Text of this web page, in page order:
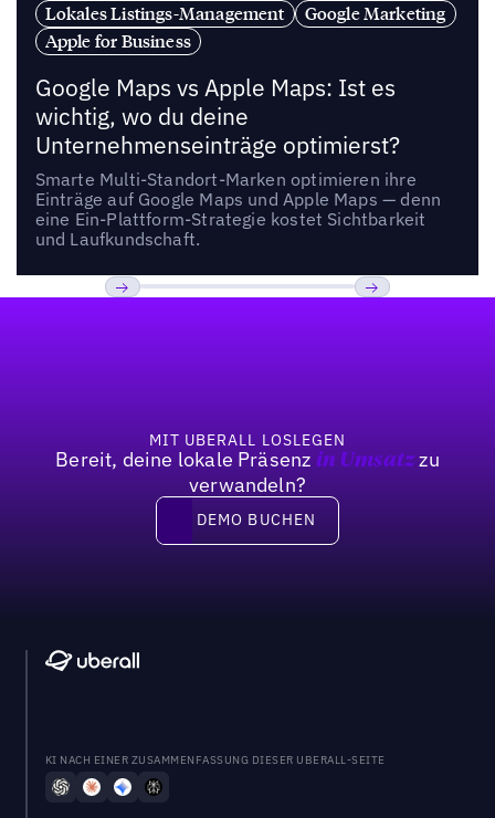
Lokales Listings-Management
Google Marketing
Apple for Business
Google Maps vs Apple Maps: Ist es
wichtig, wo du deine
Unternehmenseinträge optimierst?
Smarte Multi-Standort-Marken optimieren ihre
Einträge auf Google Maps und Apple Maps — denn
eine Ein-Plattform-Strategie kostet Sichtbarkeit
und Laufkundschaft.
MIT UBERALL LOSLEGEN
Bereit, deine lokale Präsenz in Umsatzzu
verwandeln?
DEMO BUCHEN
DEMO BUCHEN
KI NACH EINER ZUSAMMENFASSUNG DIESER UBERALL-SEITE